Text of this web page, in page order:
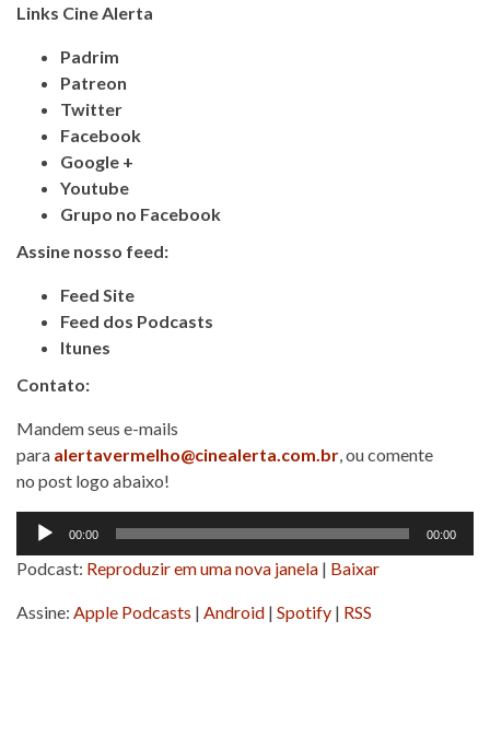
Links Cine Alerta
Padrim
Patreon
Twitter
Facebook
Google +
Youtube
Grupo no Facebook
Assine nosso feed:
Feed Site
Feed dos Podcasts
Itunes
Contato:
Mandem seus e-mails
para alertavermelho@cinealerta.com.br , ou comente
no post logo abaixo!
Tocador
áudio
00:00 00:00
Podcast: Reproduzir em uma nova janela | Baixar
Assine: Apple Podcasts | Android | Spotify | RSS